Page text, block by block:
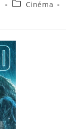
PostCinéma